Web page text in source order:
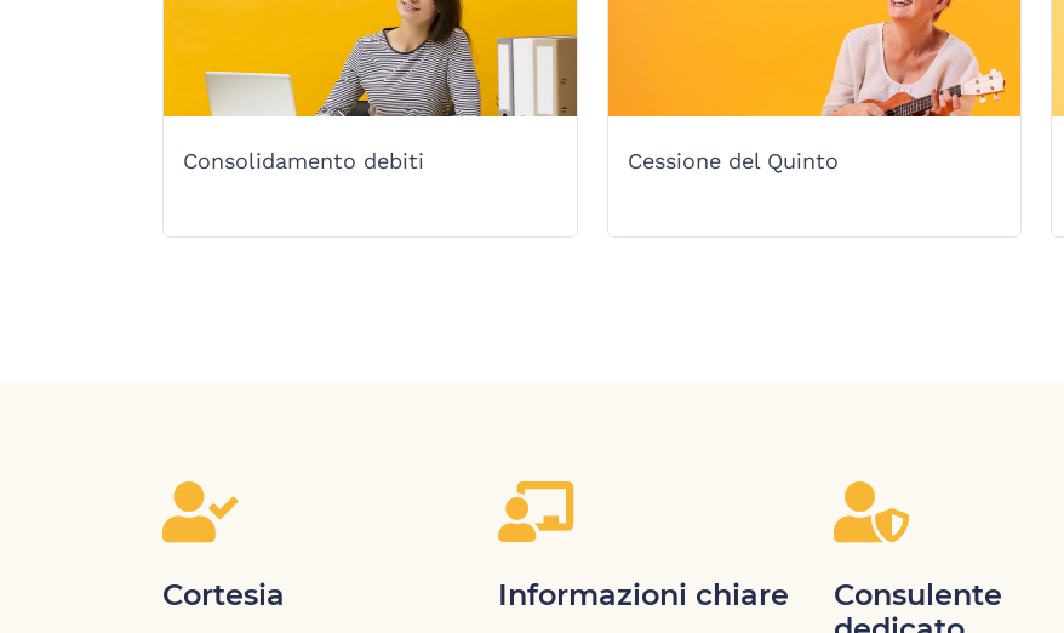
Consolidamento debiti Cessione del Quinto

Cortesia

Informazioni chiare

Consulente